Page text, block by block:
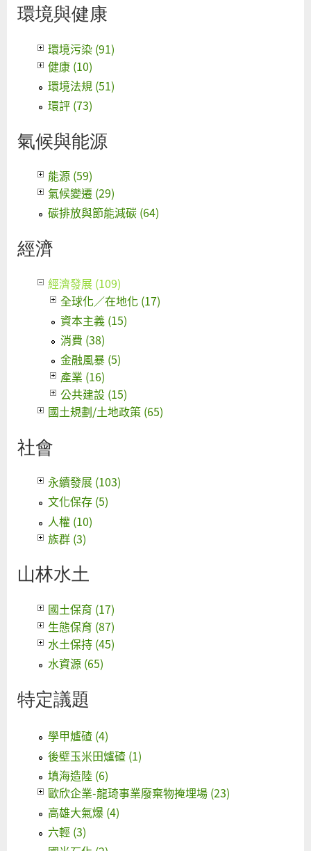
環境與健康
環境污染 (91)
健康 (10)
環境法規 (51)
環評 (73)
氣候與能源
能源 (59)
氣候變遷 (29)
碳排放與節能減碳 (64)
經濟
經濟發展 (109)
全球化／在地化 (17)
資本主義 (15)
消費 (38)
金融風暴 (5)
產業 (16)
公共建設 (15)
國土規劃/土地政策 (65)
社會
永續發展 (103)
文化保存 (5)
人權 (10)
族群 (3)
山林水土
國土保育 (17)
生態保育 (87)
水土保持 (45)
水資源 (65)
特定議題
學甲爐碴 (4)
後壁玉米田爐碴 (1)
填海造陸 (6)
歐欣企業-龍琦事業廢棄物掩埋場 (23)
高雄大氣爆 (4)
六輕 (3)